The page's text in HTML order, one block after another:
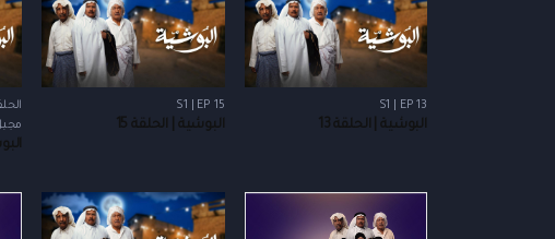
S1 | EP 13
البوشية | الحلقة 13
S1 | EP 15
البوشية | الحلقة 15